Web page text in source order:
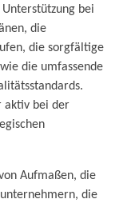
bei
die
die sorgfältige
die umfassende
aktiv bei der
Aufmaßen, die
die